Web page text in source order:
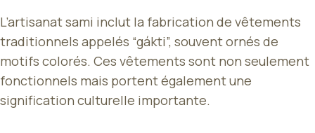
L’artisanat sami inclut la fabrication de vêtements
traditionnels appelés “gákti”, souvent ornés de
motifs colorés. Ces vêtements sont non seulement
fonctionnels mais portent également une
signification culturelle importante.